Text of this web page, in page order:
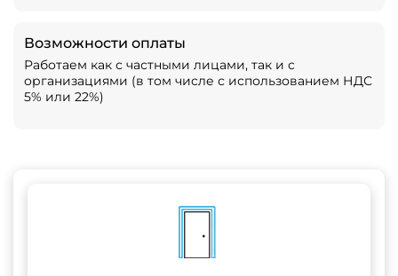
Возможности оплаты
Работаем как с частными лицами, так и с
организациями (в том числе с использованием НДС
5% или 22%)